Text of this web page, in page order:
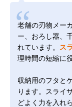
老舗の刃物メー
ー、おろし器、
れています。
ス
理時間の短縮に
収納用のフタと
ります。スライ
どよく力を入れ